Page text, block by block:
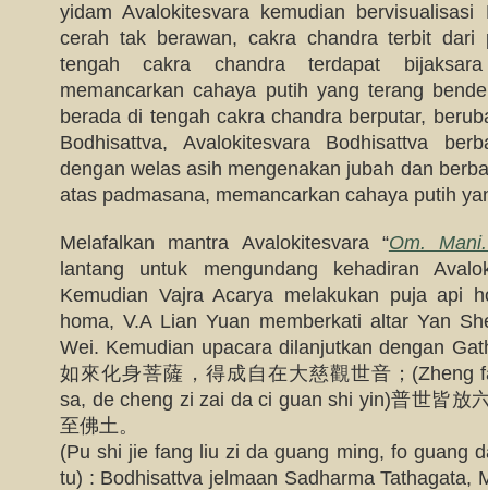
yidam Avalokitesvara kemudian
cerah tak berawan, cakra chandra terbit dari
tengah cakra chandra terdapat
memancarkan cahaya putih yang terang
berada di tengah cakra chandra berputar,
Bodhisattva, Avalokitesvara Bodhisattva
dengan welas asih mengenakan jubah dan
atas padmasana, memancarkan cahaya putih
Melafalkan mantra Avalokitesvara “Om.
lantang untuk mengundang kehadiran
Kemudian Vajra Acarya melakukan puja api
homa, V.A Lian Yuan memberkati altar Yan
Wei. Kemudian upacara dilanjutkan dengan
如來化身菩薩，得成自在大慈觀世音；(Zheng
sa, de cheng zi zai da ci guan shi yin)普世皆放
至佛土。
(Pu shi jie fang liu zi da guang ming, fo guang
tu) : Bodhisattva jelmaan Sadharma Tathagata,